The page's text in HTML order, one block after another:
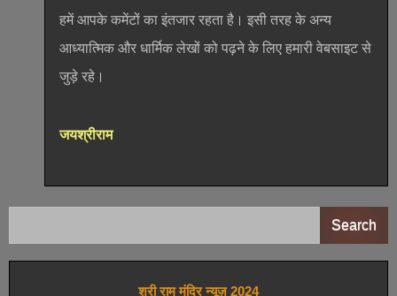
हमें आपके कमेंटों का इंतजार रहता है। इसी तरह के अन्य
आध्यात्मिक और धार्मिक लेखों को पढ़ने के लिए हमारी वेबसाइट से
जुड़े रहे।
जयश्रीराम
Search
श्री राम मंदिर न्यूज़ 2024